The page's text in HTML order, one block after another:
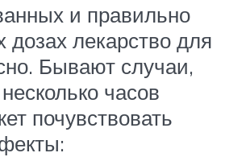
и правильно
дозах лекарство для
Бывают случаи,
часов
почувствовать